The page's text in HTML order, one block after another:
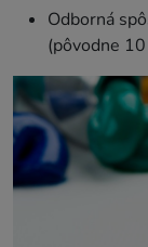
Odborná
(pôvodne